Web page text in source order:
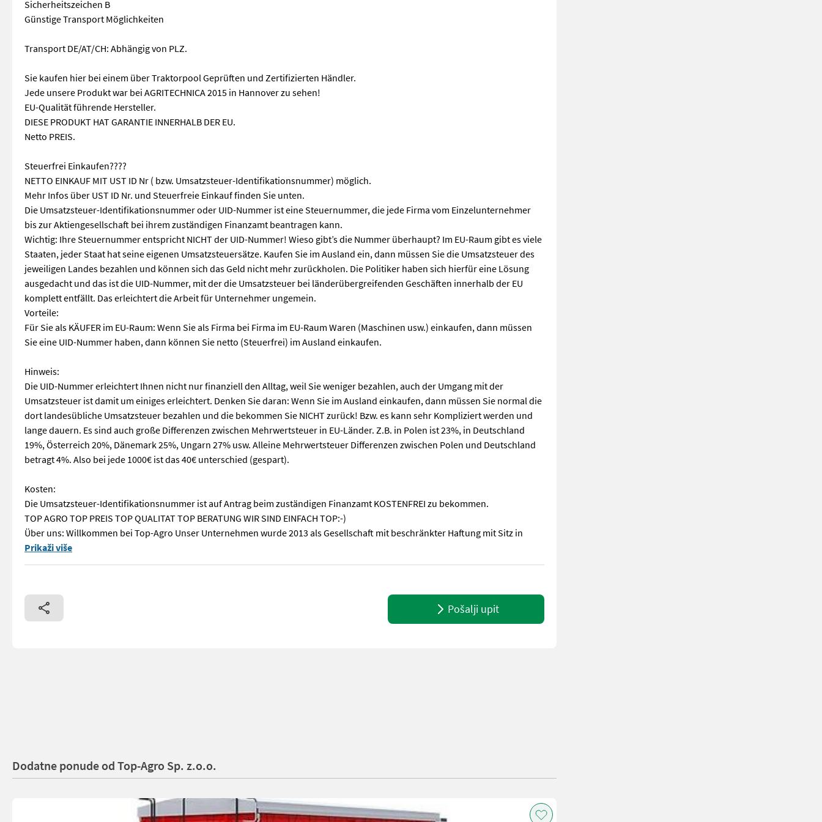
Sicherheitszeichen B
Günstige Transport Möglichkeiten
Transport DE/AT/CH: Abhängig von PLZ.
Sie kaufen hier bei einem über Traktorpool Geprüften und Zertifizierten Händler.
Jede unsere Produkt war bei AGRITECHNICA 2015 in Hannover zu sehen!
EU-Qualität führende Hersteller.
DIESE PRODUKT HAT GARANTIE INNERHALB DER EU.
Netto PREIS.
Steuerfrei Einkaufen????
NETTO EINKAUF MIT UST ID Nr ( bzw. Umsatzsteuer-Identifikationsnummer) möglich.
Mehr Infos über UST ID Nr. und Steuerfreie Einkauf finden Sie unten.
Die Umsatzsteuer-Identifikationsnummer oder UID-Nummer ist eine Steuernummer, die jede Firma vom Einzelunternehmer
bis zur Aktiengesellschaft bei ihrem zuständigen Finanzamt beantragen kann.
Wichtig: Ihre Steuernummer entspricht NICHT der UID-Nummer! Wieso gibt’s die Nummer überhaupt? Im EU-Raum gibt es viele
Staaten, jeder Staat hat seine eigenen Umsatzsteuersätze. Kaufen Sie im Ausland ein, dann müssen Sie die Umsatzsteuer des
jeweiligen Landes bezahlen und können sich das Geld nicht mehr zurückholen. Die Politiker haben sich hierfür eine Lösung
ausgedacht und das ist die UID-Nummer, mit der die Umsatzsteuer bei länderübergreifenden Geschäften innerhalb der EU
komplett entfällt. Das erleichtert die Arbeit für Unternehmer ungemein.
Vorteile:
Für Sie als KÄUFER im EU-Raum: Wenn Sie als Firma bei Firma im EU-Raum Waren (Maschinen usw.) einkaufen, dann müssen
Sie eine UID-Nummer haben, dann können Sie netto (Steuerfrei) im Ausland einkaufen.
Hinweis:
Die UID-Nummer erleichtert Ihnen nicht nur finanziell den Alltag, weil Sie weniger bezahlen, auch der Umgang mit der
Umsatzsteuer ist damit um einiges erleichtert. Denken Sie daran: Wenn Sie im Ausland einkaufen, dann müssen Sie normal die
dort landesübliche Umsatzsteuer bezahlen und die bekommen Sie NICHT zurück! Bzw. es kann sehr Kompliziert werden und
lange dauern. Es sind auch große Differenzen zwischen Mehrwertsteuer in EU-Länder. Z.B. in Polen ist 23%, in Deutschland
19%, Österreich 20%, Dänemark 25%, Ungarn 27% usw. Alleine Mehrwertsteuer Differenzen zwischen Polen und Deutschland
betragt 4%. Also bei jede 1000€ ist das 40€ unterschied (gespart).
Kosten:
Die Umsatzsteuer-Identifikationsnummer ist auf Antrag beim zuständigen Finanzamt KOSTENFREI zu bekommen.
TOP AGRO TOP PREIS TOP QUALITAT TOP BERATUNG WIR SIND EINFACH TOP:-)
Über uns: Willkommen bei Top-Agro Unser Unternehmen wurde 2013 als Gesellschaft mit beschränkter Haftung mit Sitz in
Ballentransportanhänger T014/1 - Preis ab 12600 € netto für Standard Ausstattung Technische Daten: Nutzlast [kg] 7400 DMC [kg] 10 000 Eigengewicht [kg] 2600 Gesamtlänge / Gesamtbreite /
Prikaži više
Pošalji upit
Dodatne ponude od Top-Agro Sp. z.o.o.